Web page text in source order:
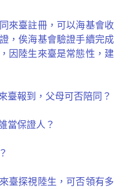
來臺註冊，可以海基會收
，俟海基會驗證手續完成
因陸生來臺是常態性，建
臺報到，父母可否陪同？
當保證人？
臺探視陸生，可否領有多